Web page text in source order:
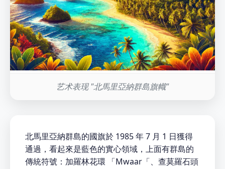
艺术表现 "北馬里亞納群島旗幟"
北馬里亞納群島的國旗於 1985 年 7 月 1 日獲得
通過，看起來是藍色的實心領域，上面有群島的
傳統符號：加羅林花環 「Mwaar「、查莫羅石頭